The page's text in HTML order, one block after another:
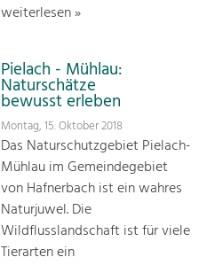
weiterlesen »
Pielach - Mühlau:
Naturschätze
bewusst erleben
Montag, 15. Oktober 2018
Das Naturschutzgebiet Pielach-
Mühlau im Gemeindegebiet
von Hafnerbach ist ein wahres
Naturjuwel. Die
Wildflusslandschaft ist für viele
Tierarten ein